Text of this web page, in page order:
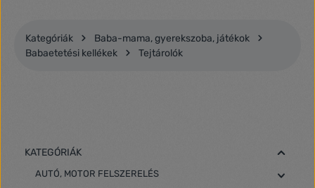
Kategóriák
Baba-mama, gyerekszoba, játékok
Babaetetési kellékek
Tejtárolók
KATEGÓRIÁK
AUTÓ, MOTOR FELSZERELÉS